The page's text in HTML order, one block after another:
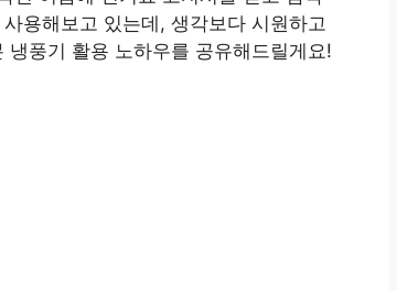
용해보고 있는데, 생각보다 시원하고
풍기 활용 노하우를 공유해드릴게요!